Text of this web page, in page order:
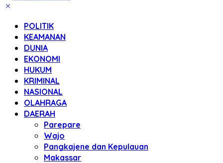
POLITIK
KEAMANAN
DUNIA
EKONOMI
HUKUM
KRIMINAL
NASIONAL
OLAHRAGA
DAERAH
Parepare
Wajo
Pangkajene dan Kepulauan
Makassar